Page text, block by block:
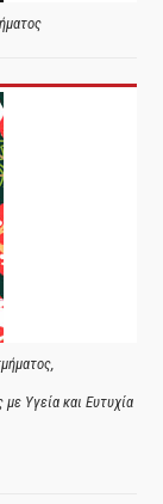
Υγεία και Ευτυχία